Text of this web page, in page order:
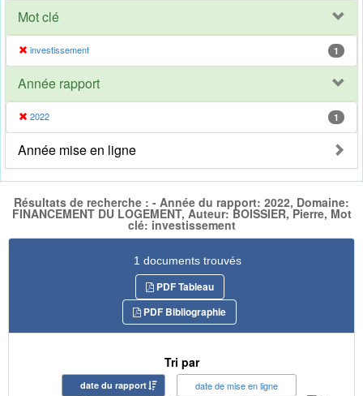
Mot clé
investissement 1
Année rapport
2022 1
Année mise en ligne
Résultats de recherche : - Année du rapport: 2022, Domaine:
FINANCEMENT DU LOGEMENT, Auteur: BOISSIER, Pierre, Mot
clé: investissement
1 documents trouvés
PDF Tableau
PDF Bibliographie
Tri par
date du rapport date de mise en ligne